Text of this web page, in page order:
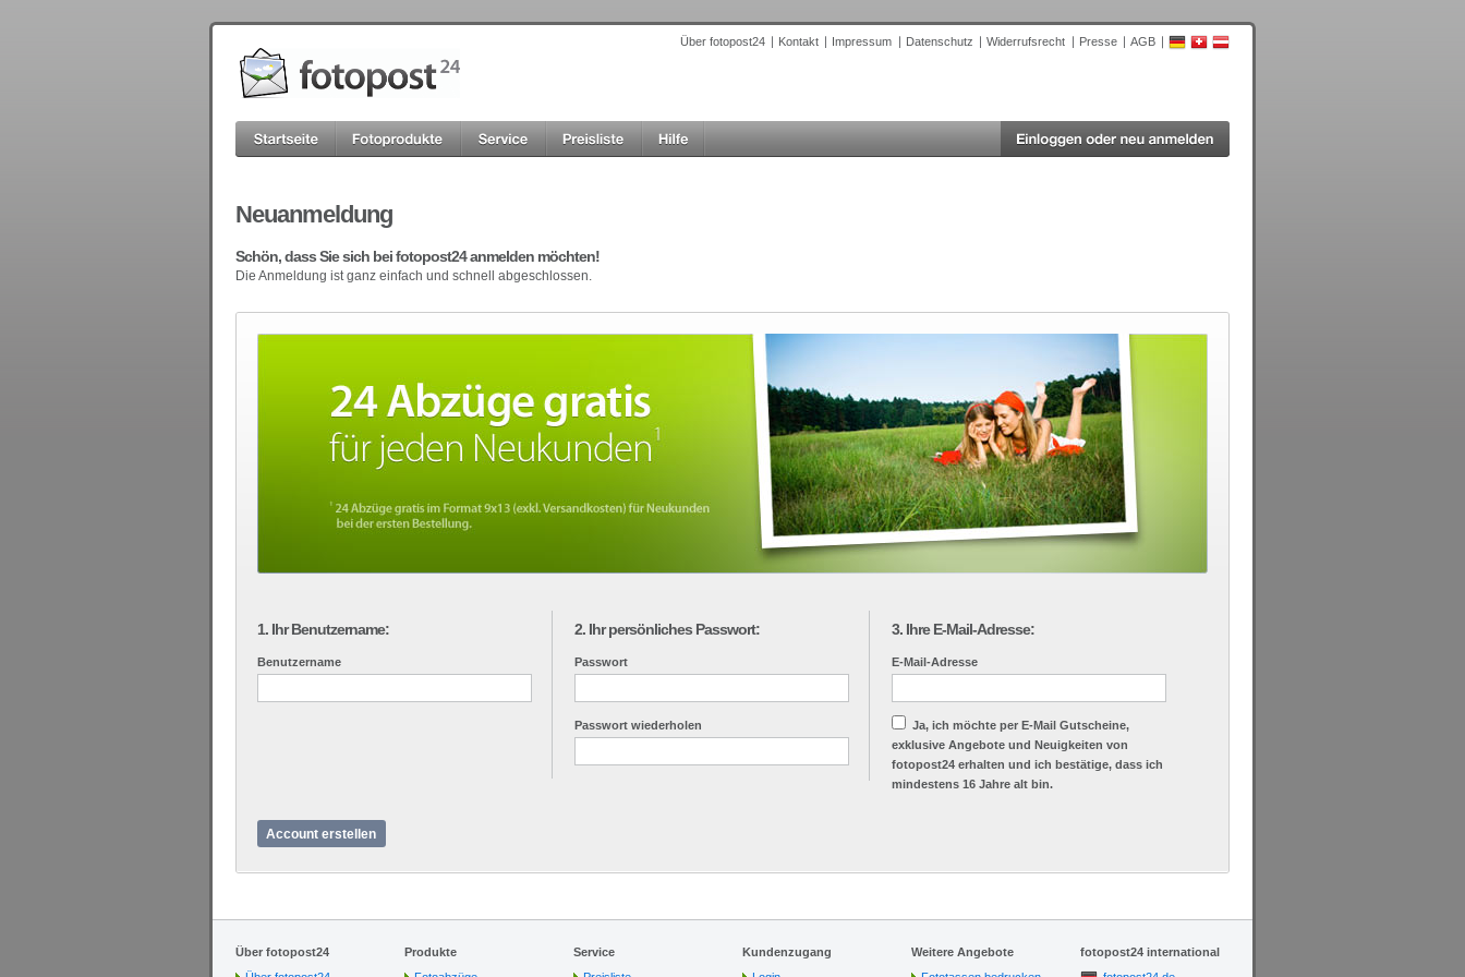
Über fotopost24 Kontakt Impressum Datenschutz Widerrufsrecht Presse AGB
Neuanmeldung
Schön, dass Sie sich bei fotopost24 anmelden möchten!
Die Anmeldung ist ganz einfach und schnell abgeschlossen.
1. Ihr Benutzername:
Benutzername
2. Ihr persönliches Passwort:
Passwort
Passwort wiederholen
3. Ihre E-Mail-Adresse:
E-Mail-Adresse
Ja, ich möchte per E-Mail Gutscheine,
exklusive Angebote und Neuigkeiten von
fotopost24 erhalten und ich bestätige, dass ich
mindestens 16 Jahre alt bin.
Account erstellen
Über fotopost24
Produkte
Service
Kundenzugang
Weitere Angebote
fotopost24 international